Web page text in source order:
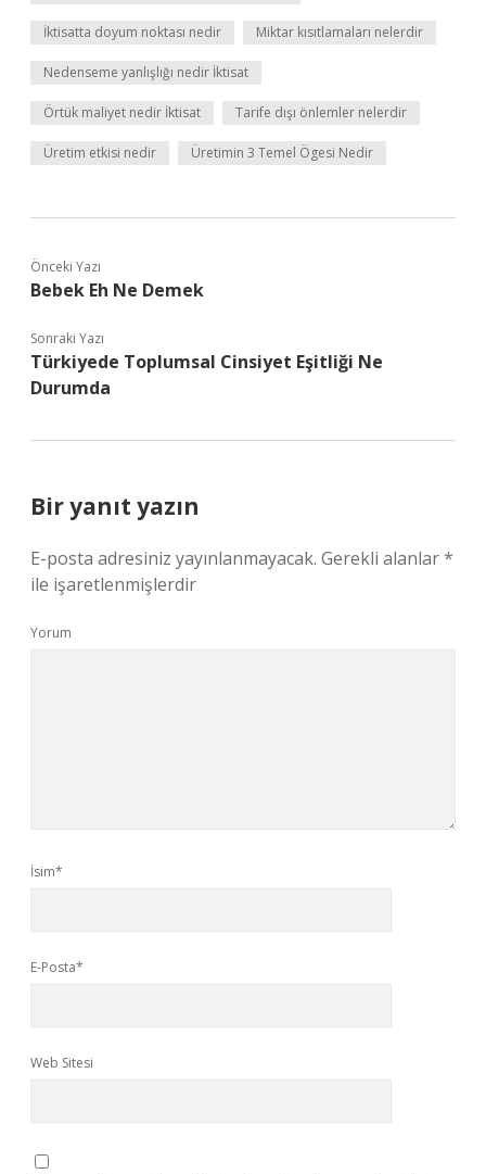
İktisatta doyum noktası nedir Miktar kısıtlamaları nelerdir
Nedenseme yanlışlığı nedir İktisat
Örtük maliyet nedir İktisat Tarife dışı önlemler nelerdir
Üretim etkisi nedir Üretimin 3 Temel Ögesi Nedir
Önceki Yazı
Bebek Eh Ne Demek
Sonraki Yazı
Türkiyede Toplumsal Cinsiyet Eşitliği Ne
Durumda
Bir yanıt yazın
E-posta adresiniz yayınlanmayacak. Gerekli alanlar*
ile işaretlenmişlerdir
Yorum
İsim*
E-Posta*
Web Sitesi